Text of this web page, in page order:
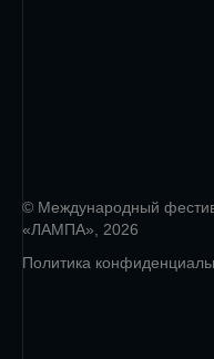
© Международный
«ЛАМПА», 2026
Политика